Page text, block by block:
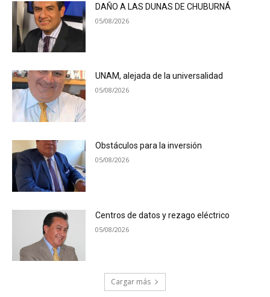
DAÑO A LAS DUNAS DE CHUBURNÁ
05/08/2026
UNAM, alejada de la universalidad
05/08/2026
Obstáculos para la inversión
05/08/2026
Centros de datos y rezago eléctrico
05/08/2026
Cargar más